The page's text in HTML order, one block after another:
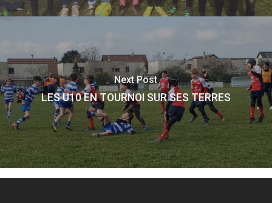
Next Post
LES U10 EN TOURNOI SUR SES TERRES